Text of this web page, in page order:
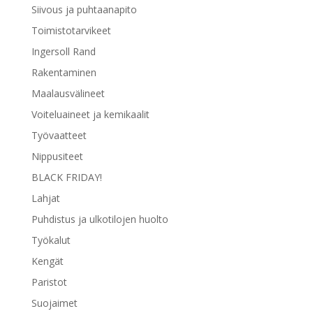
tuotteen
sivulla.
Siivous ja puhtaanapito
Toimistotarvikeet
Ingersoll Rand
Rakentaminen
Maalausvälineet
Voiteluaineet ja kemikaalit
Työvaatteet
Nippusiteet
BLACK FRIDAY!
Lahjat
Puhdistus ja ulkotilojen huolto
Työkalut
Kengät
Paristot
Suojaimet